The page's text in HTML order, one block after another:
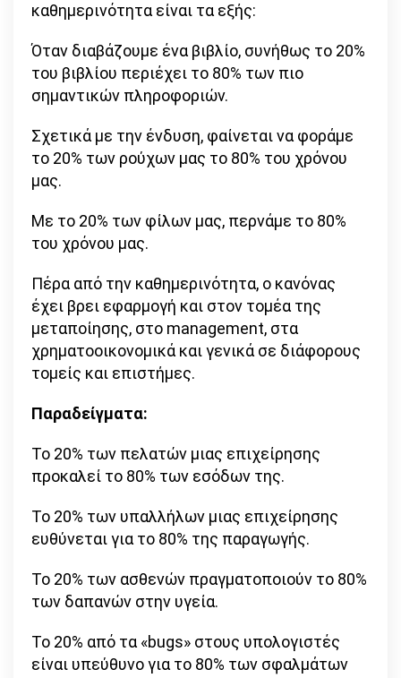
καθημερινότητα είναι τα εξής:
Όταν διαβάζουμε ένα βιβλίο, συνήθως το 20%
του βιβλίου περιέχει το 80% των πιο
σημαντικών πληροφοριών.
Σχετικά με την ένδυση, φαίνεται να φοράμε
το 20% των ρούχων μας το 80% του χρόνου
μας.
Με το 20% των φίλων μας, περνάμε το 80%
του χρόνου μας.
Πέρα από την καθημερινότητα, ο κανόνας
έχει βρει εφαρμογή και στον τομέα της
μεταποίησης, στο management, στα
χρηματοοικονομικά και γενικά σε διάφορους
τομείς και επιστήμες.
Παραδείγματα:
Το 20% των πελατών μιας επιχείρησης
προκαλεί το 80% των εσόδων της.
Το 20% των υπαλλήλων μιας επιχείρησης
ευθύνεται για το 80% της παραγωγής.
Το 20% των ασθενών πραγματοποιούν το 80%
των δαπανών στην υγεία.
Το 20% από τα «bugs» στους υπολογιστές
είναι υπεύθυνο για το 80% των σφαλμάτων